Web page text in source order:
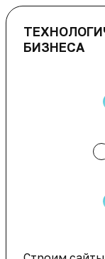
БИЗНЕСА